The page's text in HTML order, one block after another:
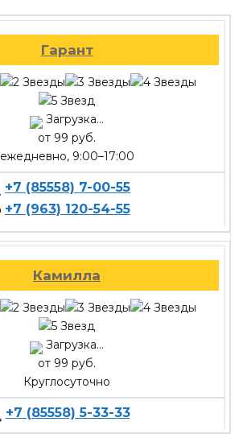
Гарант
Загрузка...
от 99 руб.
ежедневно, 9:00–17:00
+7 (85558) 7-00-55
+7 (963) 120-54-55
Камилла
Загрузка...
от 99 руб.
Круглосуточно
+7 (85558) 5-33-33